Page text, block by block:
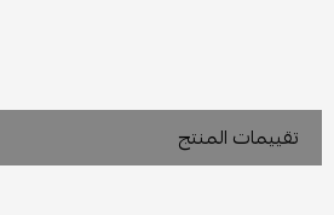
تقييمات المنتج